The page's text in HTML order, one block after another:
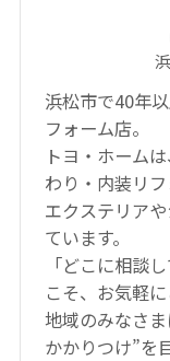
浜松市で40年
フォーム店。
トヨ・ホーム
わり・内装リ
エクステリア
ています。
「どこに相談
こそ、お気軽
地域のみなさ
かかりつけ”を